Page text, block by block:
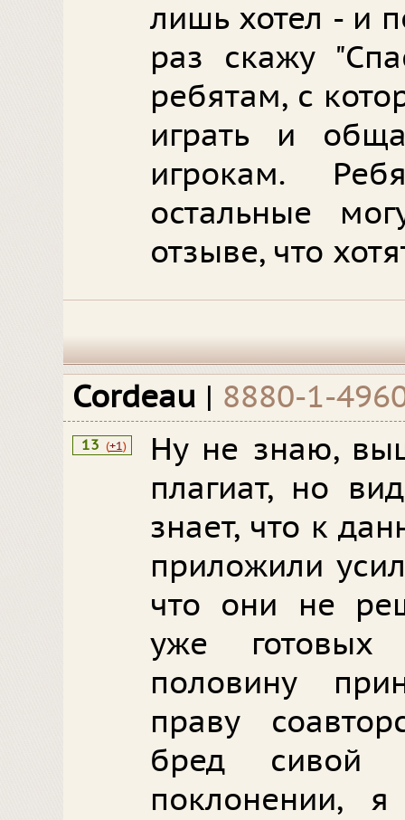
лишь хотел - и
раз скажу
ребятам, с
играть и
игрокам.
остальные
отзыве, что
Cordeau | 8880-1-
13 (+1)
Ну не знаю,
плагиат, но
знает, что к
приложили
что они не
уже
половину
праву
бред сивой
поклонении,